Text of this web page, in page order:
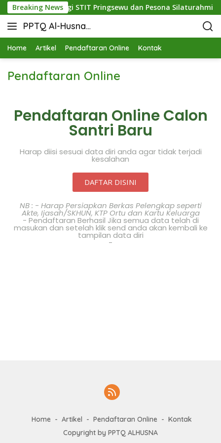
Breaking News
Mutu: Sinergi STIT Pringsewu dan Pesona Silaturahmi di
PPTQ Al-Husna
Bukit Raja Wali
Home Artikel Pendaftaran Online Kontak
Pendaftaran Online
Pendaftaran Online Calon
Santri Baru
Harap diisi sesuai data diri anda agar tidak terjadi
kesalahan
DAFTAR DISINI
NB : - Harap Persiapkan Berkas Pelengkap seperti
Akte, Ijasah/SKHUN, KTP Ortu dan Kartu Keluarga
- Pendaftaran Berhasil Jika semua data telah di
masukan dan setelah klik send anda akan kembali ke
tampilan data diri
-
Home Artikel Pendaftaran Online
Kontak
Copyright by PPTQ ALHUSNA